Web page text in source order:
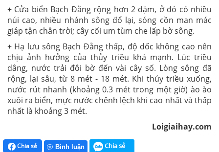
+ Cửa biển Bạch Đằng rộng hơn 2 dặm, ở đó có nhiều
núi cao, nhiều nhánh sông đổ lại, sóng cồn man mác
giáp tận chân trời; cây cối um tùm che lấp bờ sông.
+ Hạ lưu sông Bạch Đằng thấp, độ dốc không cao nên
chịu ảnh hưởng của thủy triều khá mạnh. Lúc triều
dâng, nước trải đôi bờ đến vài cây số. Lòng sông đã
rộng, lại sâu, từ 8 mét - 18 mét. Khi thủy triều xuống,
nước rút nhanh (khoảng 0.3 mét trong một giờ) ào ào
xuôi ra biển, mực nước chênh lệch khi cao nhất và thấp
nhất là khoảng 3 mét.
Loigiaihay.com
Chia sẻ Bình luận Chia sẻ